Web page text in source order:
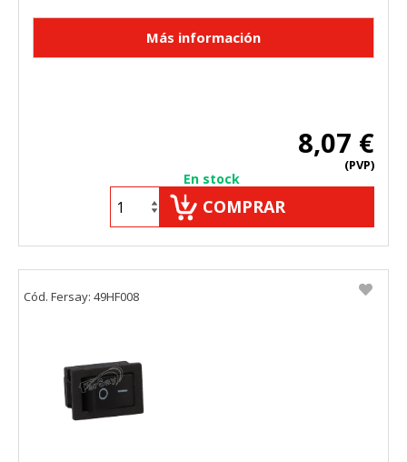
8,07 €
(PVP)
En stock
COMPRAR
Cód. Fersay: 49HF008